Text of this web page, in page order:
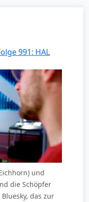
991: HAL
und
die Schöpfer
das zur